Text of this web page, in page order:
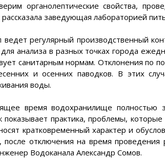
органолептические свойства,
заведующая лабораторией
ведет регулярный производственный
анализа в разных точках города
санитарным нормам. Отклонения по
и осенних паводков. В этих
воды.
время водохранилище полностью
показывает практика, проблемы,
кратковременный характер и
после отключения на время
Водоканала Александр Сомов.